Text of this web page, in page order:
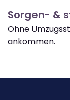
Sorgen- &
Ohne
ankommen.